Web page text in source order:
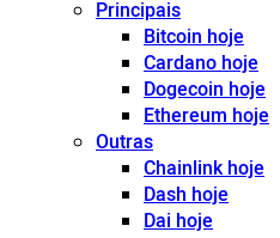
Principais
Bitcoin hoje
Cardano hoje
Dogecoin hoje
Ethereum hoje
Outras
Chainlink hoje
Dash hoje
Dai hoje